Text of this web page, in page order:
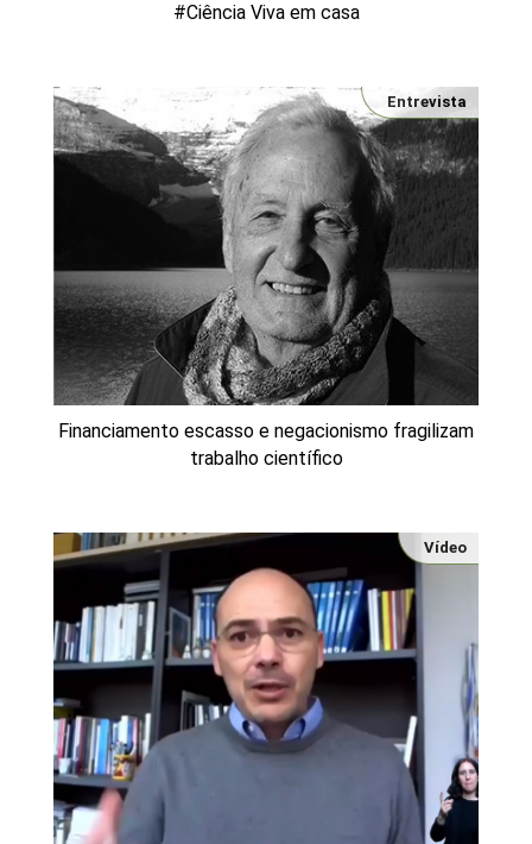
#Ciência Viva em casa
Financiamento escasso e negacionismo fragilizam
trabalho científico
Entrevista
Vídeo